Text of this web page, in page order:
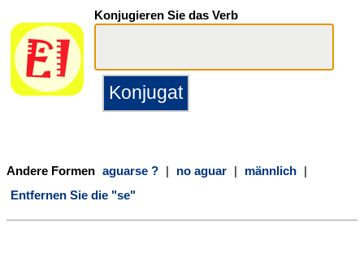
Konjugieren Sie das Verb
Andere Formen aguarse ? | no aguar | männlich |
Entfernen Sie die "se"